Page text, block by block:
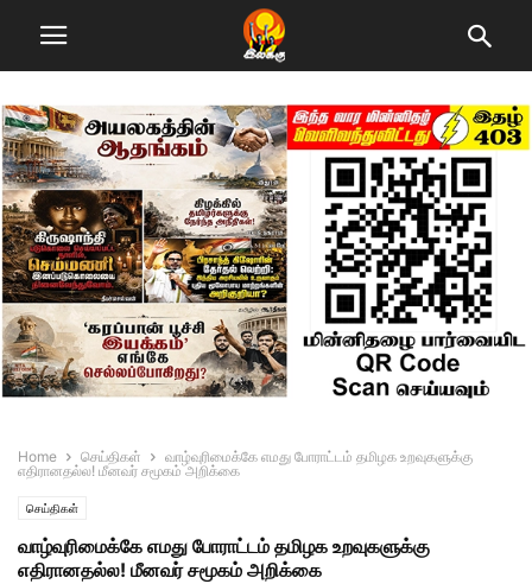
Home செய்திகள்
வாழ்வுரிமைக்கே எமது போராட்டம் தமிழக உறவுகளுக்கு
எதிரானதல்ல! மீனவர் சமூகம் அறிக்கை
செய்திகள்
வாழ்வுரிமைக்கே எமது போராட்டம் தமிழக உறவுகளுக்கு
எதிரானதல்ல! மீனவர் சமூகம் அறிக்கை